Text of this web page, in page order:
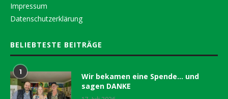
Impressum
Datenschutzerklärung
BELIEBTESTE BEITRÄGE
1
Wir bekamen eine Spende… und
sagen DANKE